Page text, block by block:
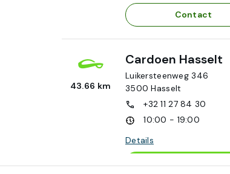
Contact
43.66 km
Cardoen Hasselt
Luikersteenweg 346
3500Hasselt
+32 11 27 84 30
10:00 - 19:00
Details